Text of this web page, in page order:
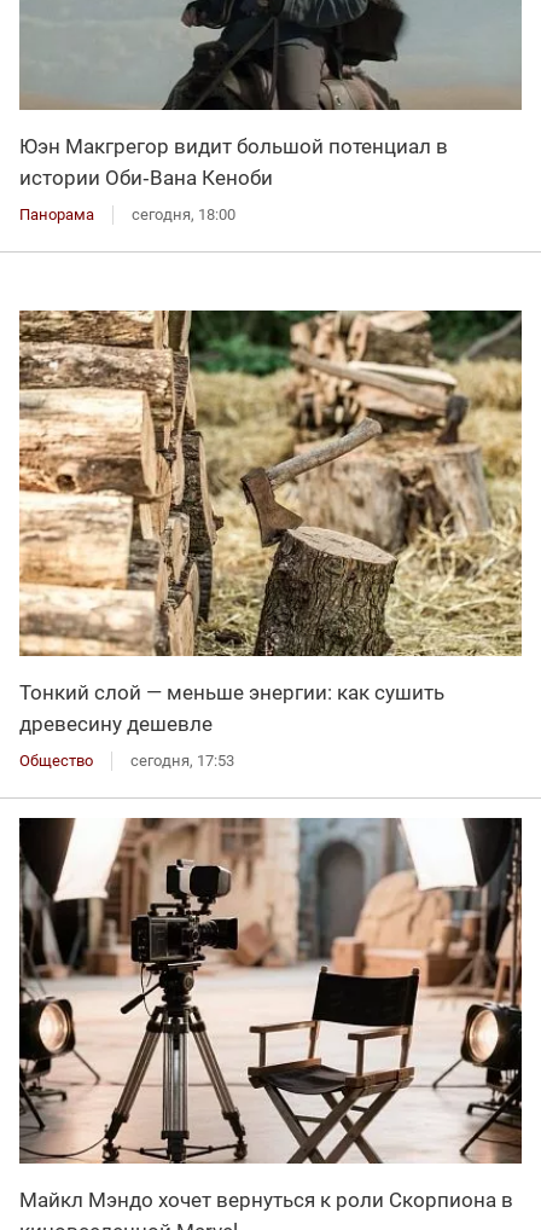
Юэн Макгрегор видит большой потенциал в
истории Оби‑Вана Кеноби
Панорама сегодня, 18:00
Тонкий слой — меньше энергии: как сушить
древесину дешевле
Общество сегодня, 17:53
Майкл Мэндо хочет вернуться к роли Скорпиона в